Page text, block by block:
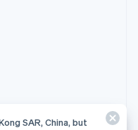
SAR, China, but